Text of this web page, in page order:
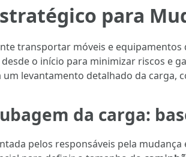
para
transportar móveis e
o início para minimizar riscos e
levantamento detalhado da carga,
da carga:
pelos responsáveis pela